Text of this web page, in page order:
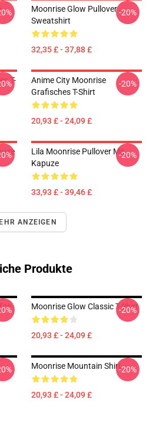
Moonrise Glow Pullover
Sweatshirt
32,35 £ - 37,88 £
-20%
T-
Anime City Moonrise
Grafisches T-Shirt
20,93 £ - 24,09 £
-20%
Lila Moonrise Pullover Mit
Kapuze
33,93 £ - 39,46 £
-20%
ANZEIGEN
Produkte
Moonrise Glow Classic T-Shirt
20,93 £ - 24,09 £
-20%
Moonrise Mountain Shirt
20,93 £ - 24,09 £
-20%